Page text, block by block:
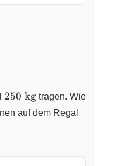
250~\text{kg}
250 kg tragen. Wie
auf dem Regal